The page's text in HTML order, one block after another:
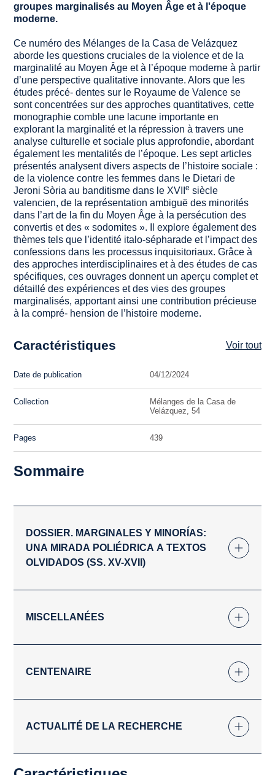
groupes marginalisés au Moyen Âge et à l'époque
moderne.
Ce numéro des Mélanges de la Casa de Velázquez
aborde les questions cruciales de la violence et de la
marginalité au Moyen Âge et à l’époque moderne à partir
d’une perspective qualitative innovante. Alors que les
études précé- dentes sur le Royaume de Valence se
sont concentrées sur des approches quantitatives, cette
monographie comble une lacune importante en
explorant la marginalité et la répression à travers une
analyse culturelle et sociale plus approfondie, abordant
également les mentalités de l’époque. Les sept articles
présentés analysent divers aspects de l’histoire sociale :
de la violence contre les femmes dans le Dietari de
Jeroni Sòria au banditisme dans le XVIIe siècle
valencien, de la représentation ambiguë des minorités
dans l’art de la fin du Moyen Âge à la persécution des
convertis et des « sodomites ». Il explore également des
thèmes tels que l’identité italo-sépharade et l’impact des
confessions dans les processus inquisitoriaux. Grâce à
des approches interdisciplinaires et à des études de cas
spécifiques, ces ouvrages donnent un aperçu complet et
détaillé des expériences et des vies des groupes
marginalisés, apportant ainsi une contribution précieuse
à la compré- hension de l’histoire moderne.
Caractéristiques Voir tout
Date de publication 04/12/2024
Collection
Mélanges de la Casa de
Velázquez, 54
Pages 439
Sommaire
DOSSIER. MARGINALES Y MINORÍAS:
UNA MIRADA POLIÉDRICA A TEXTOS
OLVIDADOS (SS. XV-XVII)
MISCELLANÉES
CENTENAIRE
ACTUALITÉ DE LA RECHERCHE